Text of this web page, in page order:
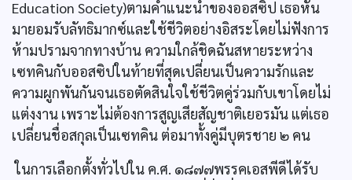
Education Society)ตามคำแนะนำของออสซิป เธอหัน
มายอมรับลัทธิมากซ์และใช้ชีวิตอย่างอิสระโดยไม่ฟังการ
ห้ามปรามจากทางบ้าน ความใกล้ชิดฉันสหายระหว่าง
เซทคินกับออสซิปในท้ายที่สุดเปลี่ยนเป็นความรักและ
ความผูกพันกันจนเธอตัดสินใจใช้ชีวิตคู่ร่วมกับเขาโดยไม่
แต่งงาน เพราะไม่ต้องการสูญเสียสัญชาติเยอรมัน แต่เธอ
เปลี่ยนชื่อสกุลเป็นเซทคิน ต่อมาทั้งคู่มีบุตรชาย ๒ คน
ในการเลือกตั้งทั่วไปใน ค.ศ. ๑๘๗๗พรรคเอสพีดีได้รับ